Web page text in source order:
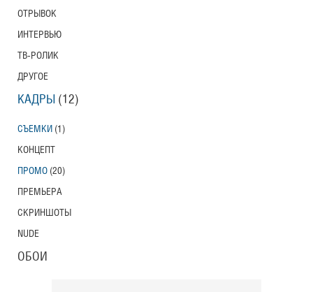
ОТРЫВОК
ИНТЕРВЬЮ
ТВ-РОЛИК
ДРУГОЕ
КАДРЫ (12)
СЪЕМКИ (1)
КОНЦЕПТ
ПРОМО (20)
ПРЕМЬЕРА
СКРИНШОТЫ
NUDE
ОБОИ